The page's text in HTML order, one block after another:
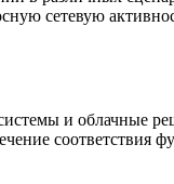
сетевую
и облачные
соответствия